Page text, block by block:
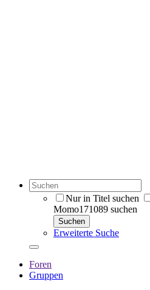
Nur in Titel suchen
Momo171089 suchen
Suchen
Erweiterte Suche
Foren
Gruppen